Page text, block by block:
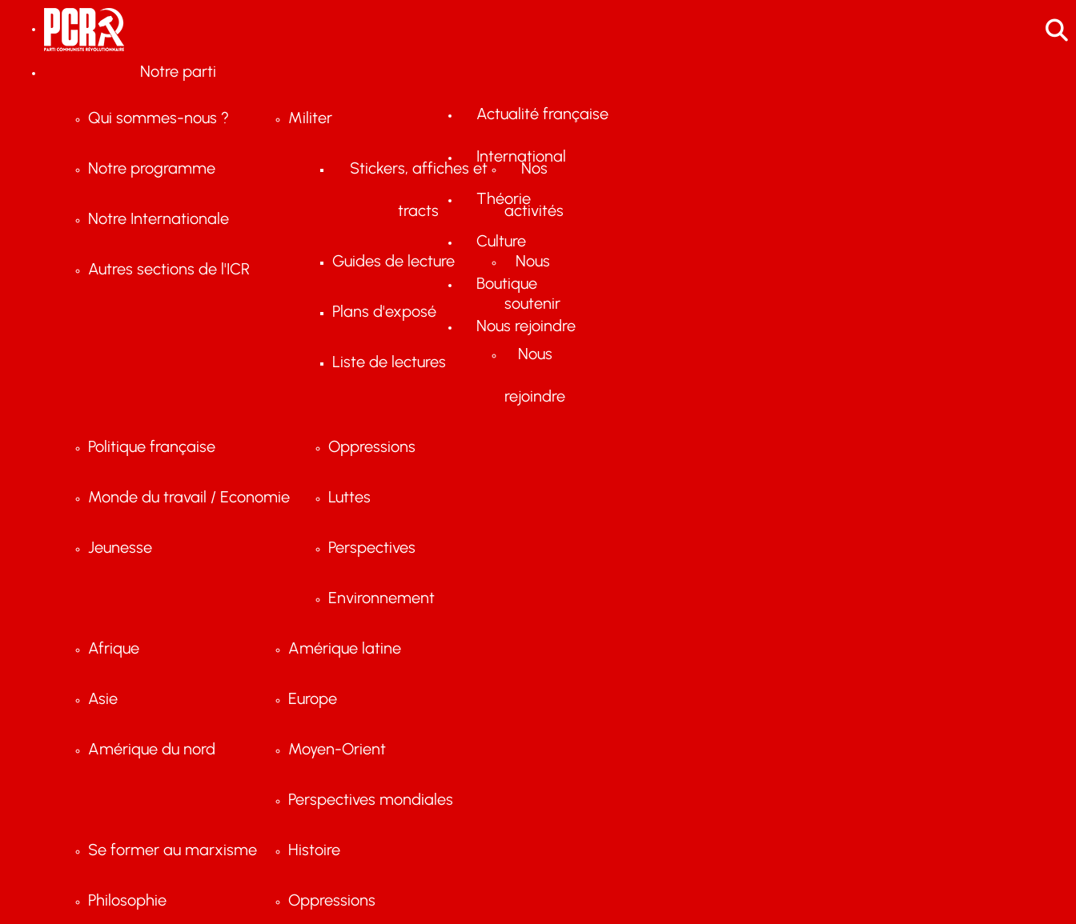
Notre parti
Qui sommes-nous ?
Notre programme
Notre Internationale
Autres sections de l'ICR
Militer
Stickers, affiches et
tracts
Guides de lecture
Plans d'exposé
Liste de lectures
Nos
activités
Nous
soutenir
Nous
rejoindre
Actualité française
Politique française
Monde du travail / Economie
Jeunesse
Oppressions
Luttes
Perspectives
Environnement
International
Afrique
Asie
Amérique du nord
Amérique latine
Europe
Moyen-Orient
Perspectives mondiales
Théorie
Se former au marxisme
Philosophie
Histoire
Oppressions
Culture
Boutique
Nous rejoindre